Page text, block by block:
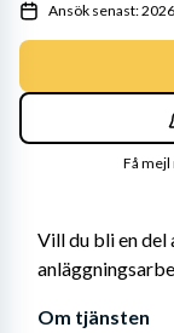
Vill du bli en del
Om tjänsten
Ansök senast:
Få